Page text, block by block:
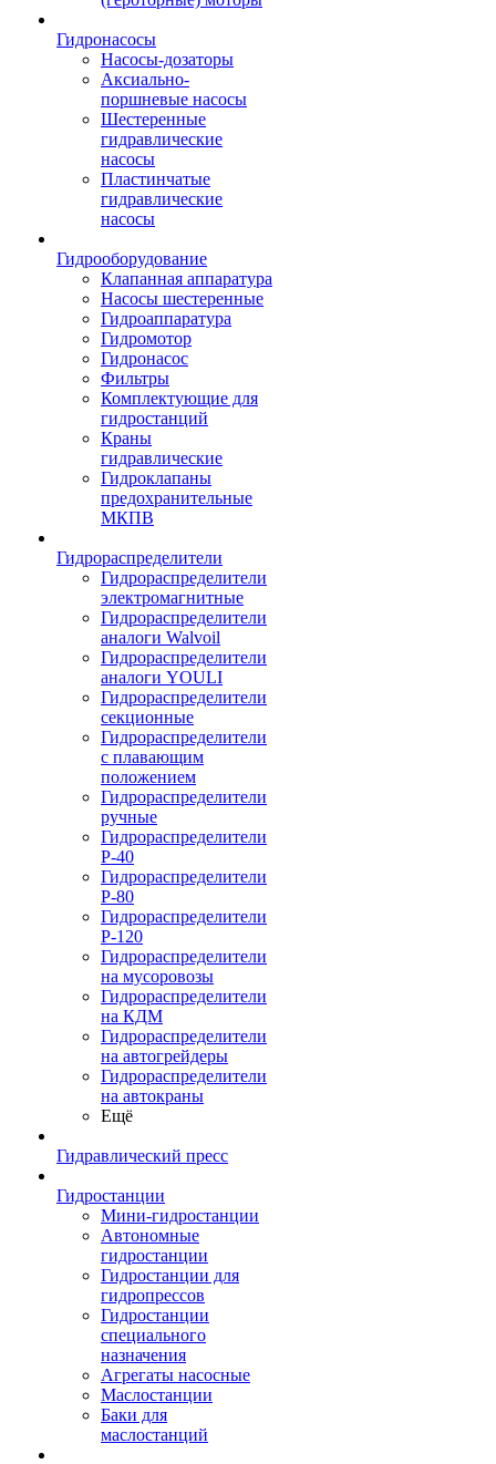
Гидронасосы
Насосы-дозаторы
Аксиально-
поршневые насосы
Шестеренные
гидравлические
насосы
Пластинчатые
гидравлические
насосы
Гидрооборудование
Клапанная аппаратура
Насосы шестеренные
Гидроаппаратура
Гидромотор
Гидронасос
Фильтры
Комплектующие для
гидростанций
Краны
гидравлические
Гидроклапаны
предохранительные
МКПВ
Гидрораспределители
Гидрораспределители
электромагнитные
Гидрораспределители
аналоги Walvoil
Гидрораспределители
аналоги YOULI
Гидрораспределители
секционные
Гидрораспределители
с плавающим
положением
Гидрораспределители
ручные
Гидрораспределители
Р-40
Гидрораспределители
Р-80
Гидрораспределители
Р-120
Гидрораспределители
на мусоровозы
Гидрораспределители
на КДМ
Гидрораспределители
на автогрейдеры
Гидрораспределители
на автокраны
Ещё
Гидравлический пресс
Гидростанции
Мини-гидростанции
Автономные
гидростанции
Гидростанции для
гидропрессов
Гидростанции
специального
назначения
Агрегаты насосные
Маслостанции
Баки для
маслостанций